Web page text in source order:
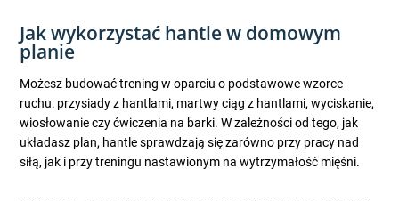
Jak wykorzystać hantle w domowym
planie
Możesz budować trening w oparciu o podstawowe wzorce
ruchu: przysiady z hantlami, martwy ciąg z hantlami, wyciskanie,
wiosłowanie czy ćwiczenia na barki. W zależności od tego, jak
układasz plan, hantle sprawdzają się zarówno przy pracy nad
siłą, jak i przy treningu nastawionym na wytrzymałość mięśni.